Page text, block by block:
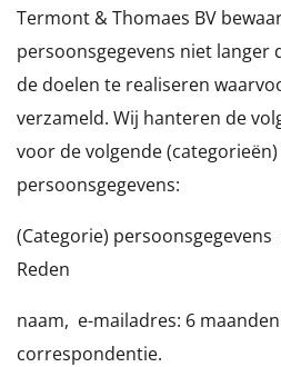
Termont & Thomaes BV
persoonsgegevens niet langer
de doelen te realiseren
verzameld. Wij hanteren de
voor de volgende (categorieën)
persoonsgegevens:
(Categorie)
Reden
naam, e-mailadres: 6
correspondentie.